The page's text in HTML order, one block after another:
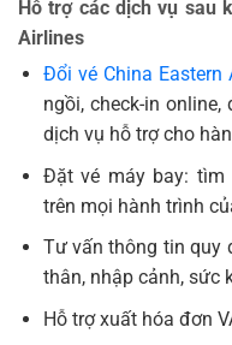
Hỗ trợ các dịch vụ sau
Airlines
Đổi vé China Eastern
ngồi, check-in
dịch vụ hỗ trợ cho
Đặt vé máy bay: tìm
trên mọi hành trình
Tư vấn thông tin quy
thân, nhập cảnh, sức
Hỗ trợ xuất hóa đơn